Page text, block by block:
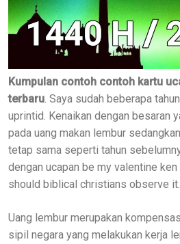
Kumpulan contoh contoh kartu
terbaru. Saya sudah beberapa
uprintid. Kenaikan dengan besaran
pada uang makan lembur
tetap sama seperti tahun
dengan ucapan be my valentine
should biblical christians observe it.
Uang lembur merupakan
sipil negara yang melakukan kerja